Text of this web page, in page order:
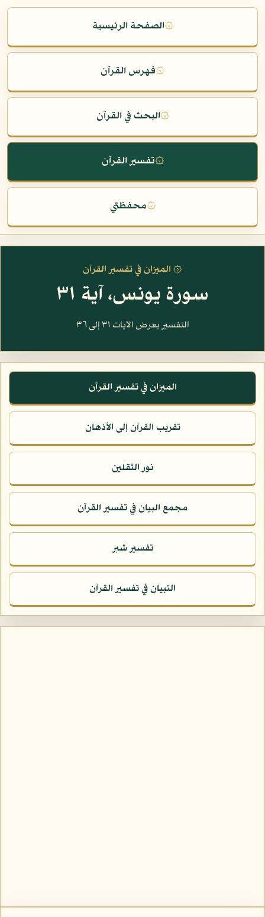
۞الصفحة الرئيسية
۞فهرس القرآن
۞البحث في القرآن
۞تفسير القرآن
۞محفظتي
۞ الميزان في تفسير القرآن
سورة يونس، آية ٣١
التفسير يعرض الآيات ٣١ إلى ٣٦
الميزان في تفسير القرآن
تقريب القرآن إلى الأذهان
نور الثقلين
مجمع البيان في تفسير القرآن
تفسير شبر
التبيان في تفسير القرآن